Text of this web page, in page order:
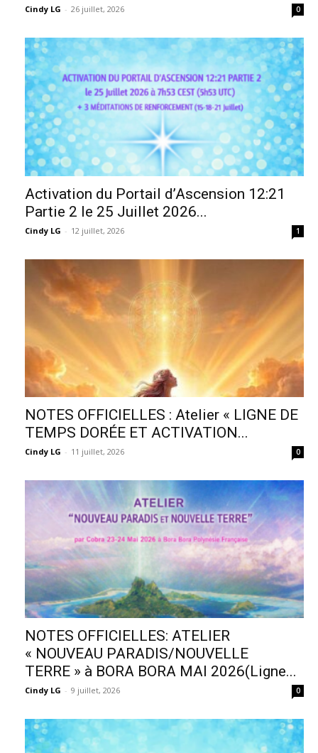
Cindy LG - 26 juillet, 2026 0
Activation du Portail d’Ascension 12:21
Partie 2 le 25 Juillet 2026...
Cindy LG - 12 juillet, 2026 1
NOTES OFFICIELLES : Atelier « LIGNE DE
TEMPS DORÉE ET ACTIVATION...
Cindy LG - 11 juillet, 2026 0
NOTES OFFICIELLES: ATELIER
« NOUVEAU PARADIS/NOUVELLE
TERRE » à BORA BORA MAI 2026(Ligne...
Cindy LG - 9 juillet, 2026 0